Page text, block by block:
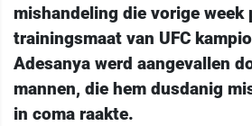
mishandeling die vorige week
trainingsmaat van UFC
Adesanya werd aangevallen
mannen, die hem dusdanig
in coma raakte.